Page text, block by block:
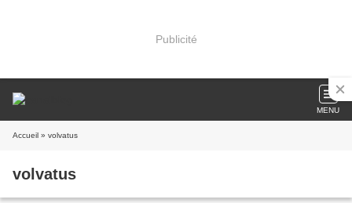
Publicité
MENU
Accueil » volvatus
volvatus